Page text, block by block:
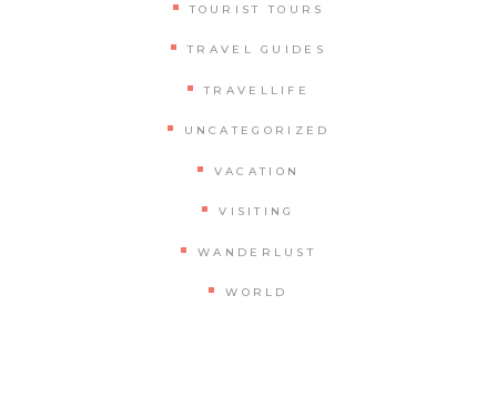
TOURIST TOURS
TRAVEL GUIDES
TRAVELLIFE
UNCATEGORIZED
VACATION
VISITING
WANDERLUST
WORLD